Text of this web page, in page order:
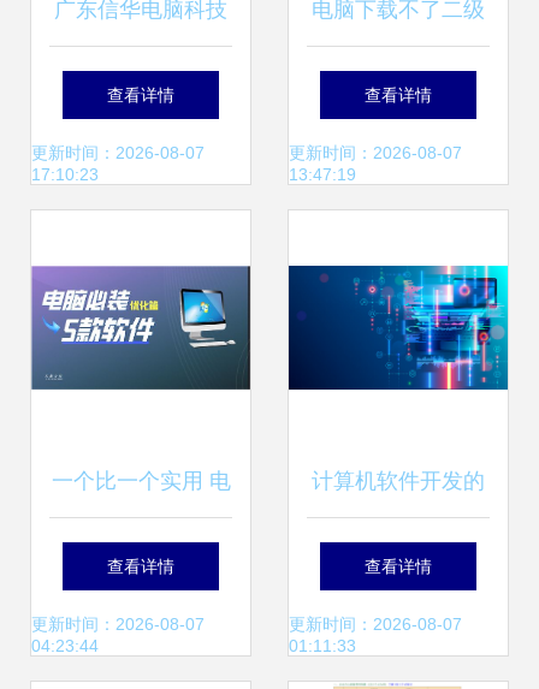
广东信华电脑科技
公司热卖促销 专业
软件开发服务全面
查看详情
更新时间：2026-08-07
17:10:23
电脑下载不了二级
Office软件的常见
原因及解决方案
查看详情
更新时间：2026-08-07
13:47:19
一个比一个实用 电
脑必装的5款优化
软件推荐
查看详情
更新时间：2026-08-07
04:23:44
计算机软件开发的
深蓝秘密
查看详情
更新时间：2026-08-07
01:11:33